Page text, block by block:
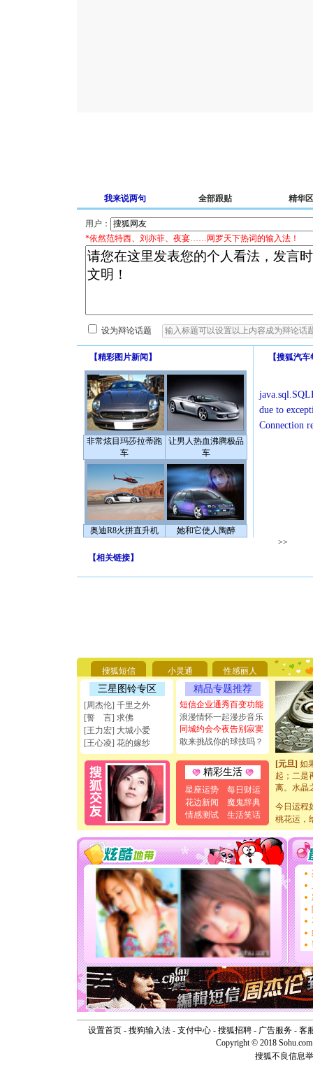
我来说两句 全部跟贴 精华区
用户：
*依然范特西、刘亦菲、夜宴……网罗天下热词的输入法！
设为辩论话题
【精彩图片新闻 】
非常炫目玛莎拉蒂跑
车
让男人热血沸腾极品
车
奥迪R8火拼直升机 她和它使人陶醉
【搜狐汽车
due to
Connection
>>
【相关链接】
搜狐短信 小灵通 性感丽人
三星图铃专区
[周杰伦] 千里之外
[誓 言] 求佛
[王力宏] 大城小爱
[王心凌] 花的嫁纱
精品专题推荐
短信企业通秀百变功能
浪漫情怀一起漫步音乐
同城约会今夜告别寂寞
敢来挑战你的球技吗？
精彩生活
星座运势
每日财运
花边新闻
魔鬼辞典
情感测试
生活笑话
[圣诞节]
能正大
天都要快
[圣诞节]
如意,快
[元旦]看
断电。爱
你是我专
起；二是
离。水晶
[元旦]当
泣，这痛
卖了。水
颜！冬去
道一声
[春节]传
片叶子
送你一
[圣诞节]
你太多
要平安
[圣诞节]
能正大
天都要快
[圣诞节]
如意,快
[元旦]看
断电。爱
你是我专
[元旦] 如
起；二是
离。水晶
今日运程
桃花运，
设置首页- 搜狗输入法- 支付中心- 搜狐招聘- 广告服务- 客
Copyright © 2018
搜狐不良信息